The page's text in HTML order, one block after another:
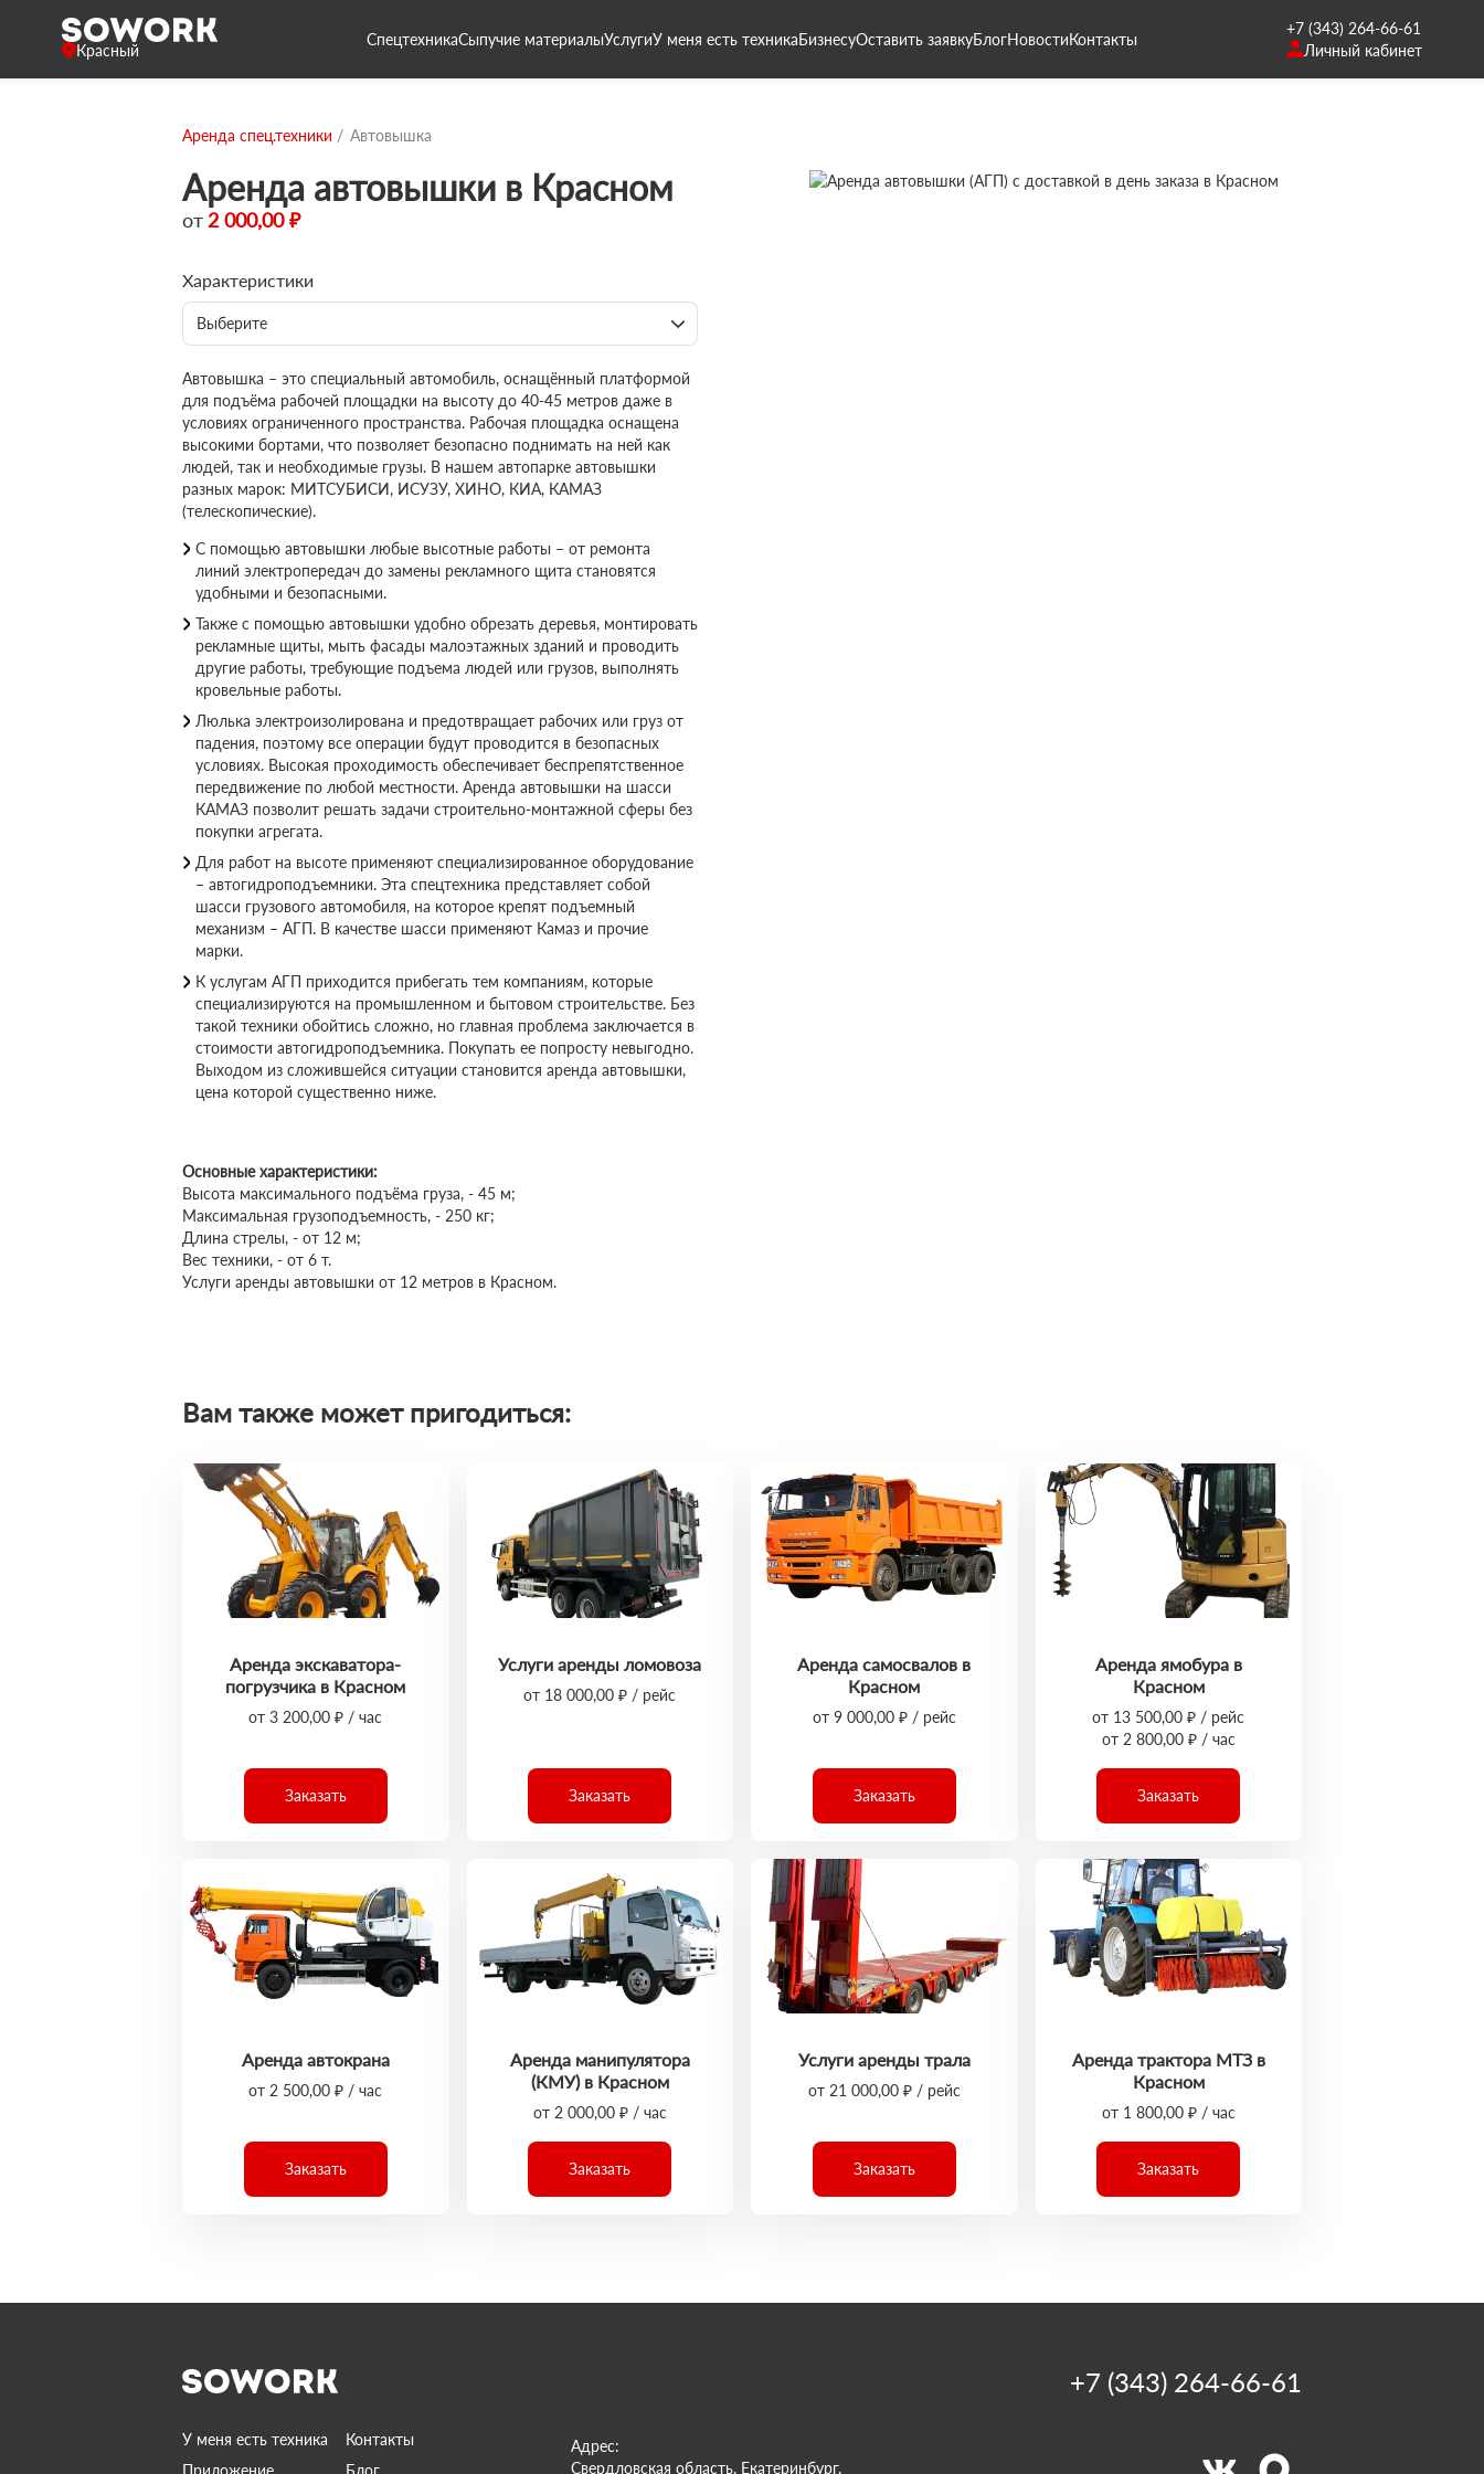
Красный
СпецтехникаСыпучие материалыУслугиУ меня есть техникаБизнесуОставить заявкуБлогНовостиКонтакты
+7 (343) 264-66-61
Личный кабинет
Аренда спец.техники Автовышка
Аренда автовышки в Красном
от 2 000,00 ₽
Характеристики
Выберите
Автовышка – это специальный автомобиль, оснащённый платформой
для подъёма рабочей площадки на высоту до 40-45 метров даже в
условиях ограниченного пространства. Рабочая площадка оснащена
высокими бортами, что позволяет безопасно поднимать на ней как
людей, так и необходимые грузы. В нашем автопарке автовышки
разных марок: МИТСУБИСИ, ИСУЗУ, ХИНО, КИА, КАМАЗ
(телескопические).
С помощью автовышки любые высотные работы – от ремонта
линий электропередач до замены рекламного щита становятся
удобными и безопасными.
Также с помощью автовышки удобно обрезать деревья, монтировать
рекламные щиты, мыть фасады малоэтажных зданий и проводить
другие работы, требующие подъема людей или грузов, выполнять
кровельные работы.
Люлька электроизолирована и предотвращает рабочих или груз от
падения, поэтому все операции будут проводится в безопасных
условиях. Высокая проходимость обеспечивает беспрепятственное
передвижение по любой местности. Аренда автовышки на шасси
КАМАЗ позволит решать задачи строительно-монтажной сферы без
покупки агрегата.
Для работ на высоте применяют специализированное оборудование
– автогидроподъемники. Эта спецтехника представляет собой
шасси грузового автомобиля, на которое крепят подъемный
механизм – АГП. В качестве шасси применяют Камаз и прочие
марки.
К услугам АГП приходится прибегать тем компаниям, которые
специализируются на промышленном и бытовом строительстве. Без
такой техники обойтись сложно, но главная проблема заключается в
стоимости автогидроподъемника. Покупать ее попросту невыгодно.
Выходом из сложившейся ситуации становится аренда автовышки,
цена которой существенно ниже.
Основные характеристики:
Высота максимального подъёма груза, - 45 м;
Максимальная грузоподъемность, - 250 кг;
Длина стрелы, - от 12 м;
Вес техники, - от 6 т.
Услуги аренды автовышки от 12 метров в Красном.
Вам также может пригодиться:
Аренда экскаватора-
погрузчика в Красном
от 3 200,00 ₽ / час
Заказать
Услуги аренды ломовоза
от 18 000,00 ₽ / рейс
Заказать
Аренда самосвалов в
Красном
от 9 000,00 ₽ / рейс
Заказать
Аренда ямобура в
Красном
от 13 500,00 ₽ / рейс
от 2 800,00 ₽ / час
Заказать
Аренда автокрана
от 2 500,00 ₽ / час
Заказать
Аренда манипулятора
(КМУ) в Красном
от 2 000,00 ₽ / час
Заказать
Услуги аренды трала
от 21 000,00 ₽ / рейс
Заказать
Аренда трактора МТЗ в
Красном
от 1 800,00 ₽ / час
Заказать
У меня есть техника
Контакты
Приложение
Блог
Адрес:
Свердловская область, Екатеринбург,
+7 (343) 264-66-61